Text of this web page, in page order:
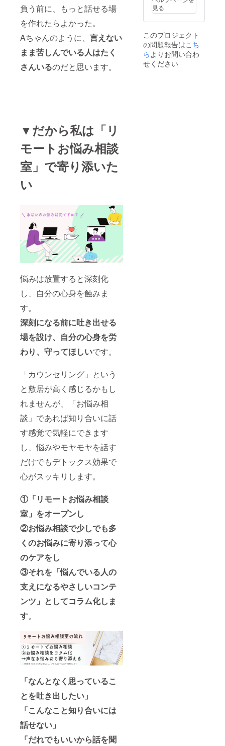
負う前に、もっと話せる場
を作れたらよかった。
Aちゃんのように、 言えない
まま苦しんでいる人はたく
さんいるのだと思います。
▼だから私は「リ
モートお悩み相談
室」で寄り添いた
い
悩みは放置すると深刻化
し、自分の心身を蝕みま
す。
深刻になる前に吐き出せる
場を設け、自分の心身を労
わり、守ってほしいです。
「カウンセリング」という
と敷居が高く感じるかもし
れませんが、「お悩み相
談」であれば知り合いに話
す感覚で気軽にできます
し、悩みやモヤモヤを話す
だけでもデトックス効果で
心がスッキリします。
①「リモートお悩み相談
室」をオープンし
②お悩み相談で少しでも多
くのお悩みに寄り添って心
のケアをし
③それを「悩んでいる人の
支えになるやさしいコンテ
ンツ」としてコラム化しま
す。
「なんとなく思っているこ
とを吐き出したい」
「こんなこと知り合いには
話せない」
「だれでもいいから話を聞
書いて
いただ
いた方
プロ
ジェク
ト終了
後に
momo
見る
このプロジェクト
の問題報告はこち
ら よりお問い合わ
せください